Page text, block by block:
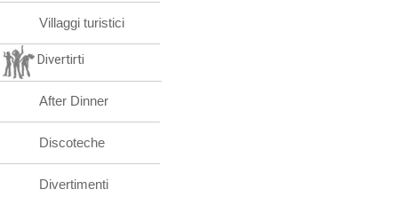
Villaggi turistici
Divertirti
After Dinner
Discoteche
Divertimenti